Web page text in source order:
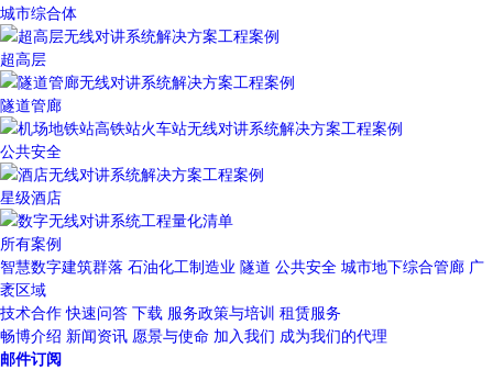
城市综合体
超高层
隧道管廊
公共安全
星级酒店
所有案例
智慧数字建筑群落 石油化工制造业 隧道 公共安全 城市地下综合管廊 广
袤区域
技术合作 快速问答 下载 服务政策与培训 租赁服务
畅博介绍 新闻资讯 愿景与使命 加入我们 成为我们的代理
邮件订阅